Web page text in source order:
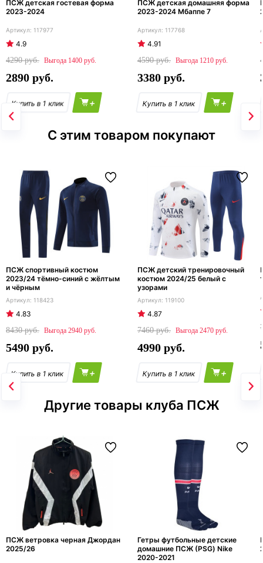
ПСЖ детская гостевая форма
2023-2024
117977
4.9
4290
1400
2890
+
ПСЖ детская домашняя форма
2023-2024 Мбаппе 7
117768
4.91
4590
1210
3380
+
С этим товаром покупают
ПСЖ спортивный костюм
2023/24 тёмно-синий с жёлтым
и чёрным
118423
4.83
8430
2940
5490
+
ПСЖ детский тренировочный
костюм 2024/25 белый с
узорами
119100
4.87
7460
2470
4990
+
Другие товары клуба ПСЖ
ПСЖ ветровка черная Джордан
2025/26
Гетры футбольные детские
домашние ПСЖ (PSG) Nike
2020-2021